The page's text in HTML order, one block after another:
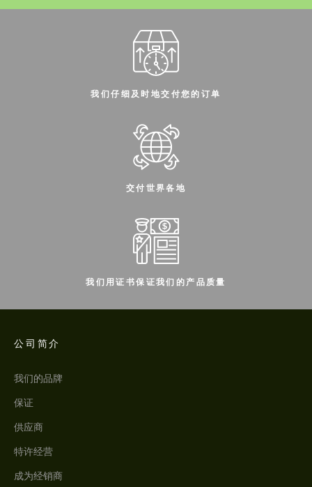
我们仔细及时地交付您的订单
交付世界各地
我们用证书保证我们的产品质量
公司简介
我们的品牌
保证
供应商
特许经营
成为经销商